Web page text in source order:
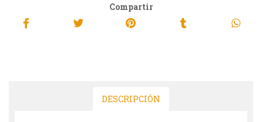
Compartir
DESCRIPCIÓN